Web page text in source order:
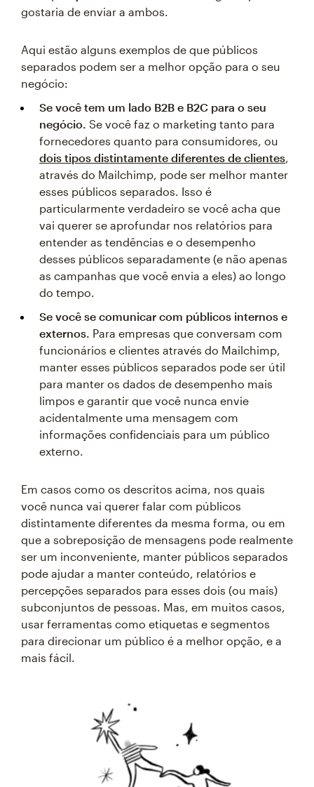
gostaria de enviar a ambos.
Aqui estão alguns exemplos de que públicos
separados podem ser a melhor opção para o seu
negócio:
Se você tem um lado B2B e B2C para o seu
negócio. Se você faz o marketing tanto para
fornecedores quanto para consumidores, ou
dois tipos distintamente diferentes de clientes
através do Mailchimp, pode ser melhor manter
esses públicos separados. Isso é
particularmente verdadeiro se você acha que
vai querer se aprofundar nos relatórios para
entender as tendências e o desempenho
desses públicos separadamente (e não apenas
as campanhas que você envia a eles) ao longo
do tempo.
Se você se comunicar com públicos internos e
externos. Para empresas que conversam com
funcionários e clientes através do Mailchimp,
manter esses públicos separados pode ser útil
para manter os dados de desempenho mais
limpos e garantir que você nunca envie
acidentalmente uma mensagem com
informações confidenciais para um público
externo.
Em casos como os descritos acima, nos quais
você nunca vai querer falar com públicos
distintamente diferentes da mesma forma, ou em
que a sobreposição de mensagens pode realmente
ser um inconveniente, manter públicos separados
pode ajudar a manter conteúdo, relatórios e
percepções separados para esses dois (ou mais)
subconjuntos de pessoas. Mas, em muitos casos,
usar ferramentas como etiquetas e segmentos
para direcionar um público é a melhor opção, e a
mais fácil.